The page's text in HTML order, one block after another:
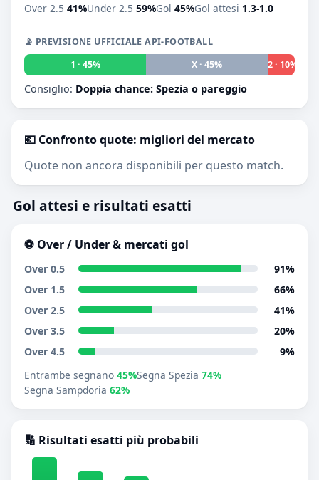
Over 2.5 41%Under 2.5 59%Gol 45%Gol attesi 1.3-1.0
📡 PREVISIONE UFFICIALE API-FOOTBALL
1 · 45%
X · 45% 2 · 10%
Consiglio: Doppia chance: Spezia o pareggio
💶 Confronto quote: migliori del mercato
Quote non ancora disponibili per questo match.
Gol attesi e risultati esatti
⚽ Over / Under & mercati gol
Over 0.5
91%
Over 1.5
66%
Over 2.5
41%
Over 3.5
20%
Over 4.5
9%
Entrambe segnano 45%Segna Spezia 74%
Segna Sampdoria 62%
🔢 Risultati esatti più probabili